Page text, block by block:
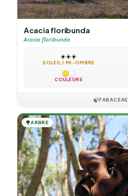
Acacia floribunda
Acacia floribunda
☀️☀️☀️
SOLEIL / MI-OMBRE
COULEURS
🍃FABACEAE
🌳ARBRE